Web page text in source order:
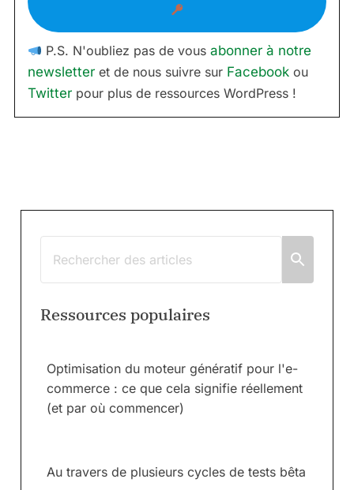
P.S. N'oubliez pas de vousabonner à notre
newsletter et de nous suivre sur Facebook ou
Twitter pour plus de ressources WordPress !
Ressources populaires
Optimisation du moteur génératif pour l'e-
commerce : ce que cela signifie réellement
(et par où commencer)
Au travers de plusieurs cycles de tests bêta